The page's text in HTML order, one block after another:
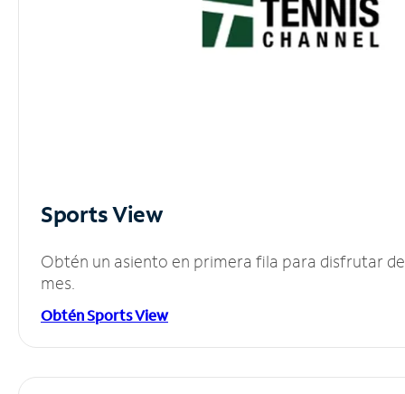
Sports View
Obtén un asiento en primera fila para disfrutar
mes.
Obtén Sports View